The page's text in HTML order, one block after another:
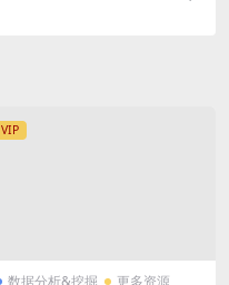
VIP
数据分析&挖掘 更多资源